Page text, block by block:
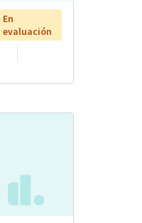
En
evaluación